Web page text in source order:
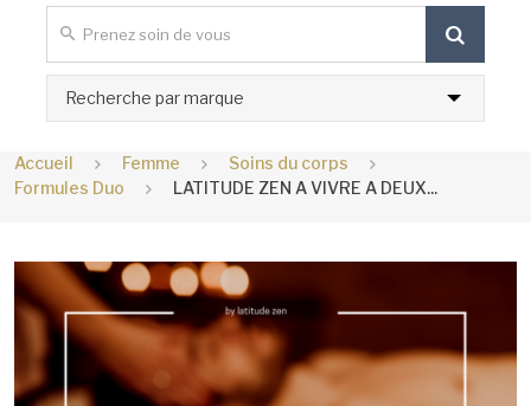
Recherche par marque
Accueil Femme
Soins du corps
Formules Duo
LATITUDE ZEN A VIVRE A DEUX...